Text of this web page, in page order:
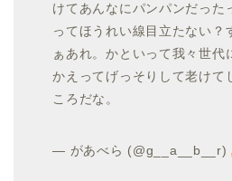
けてあんなにパンパンだった
ってほうれい線目立たない？
ぁあれ。かといって我々世代
かえってげっそりして老けて
ころだな。
— があべら (@g__a__b__r)